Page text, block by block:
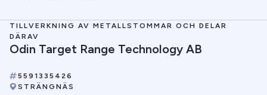
TILLVERKNING AV METALLSTOMMAR OCH DELAR
DÄRAV
Odin Target Range Technology AB
5591335426
STRÄNGNÄS